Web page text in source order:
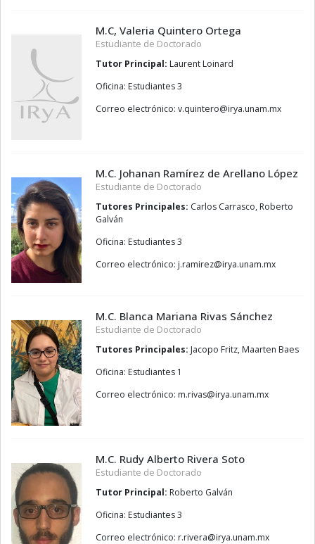
M.C, Valeria Quintero Ortega
Estudiante de Doctorado
Tutor Principal: Laurent Loinard
Oficina: Estudiantes 3
Correo electrónico:
xm.manu.ayri
@
oretniuq.v
M.C. Johanan Ramírez de Arellano López
Estudiante de Doctorado
Tutores Principales: Carlos Carrasco, Roberto
Galván
Oficina: Estudiantes 3
Correo electrónico:
xm.manu.ayri
@
zerimar.j
M.C. Blanca Mariana Rivas Sánchez
Estudiante de Doctorado
Tutores Principales: Jacopo Fritz, Maarten Baes
Oficina: Estudiantes 1
Correo electrónico:
xm.manu.ayri
@
savir.m
M.C. Rudy Alberto Rivera Soto
Estudiante de Doctorado
Tutor Principal: Roberto Galván
Oficina: Estudiantes 3
Correo electrónico:
xm.manu.ayri
@
arevir.r